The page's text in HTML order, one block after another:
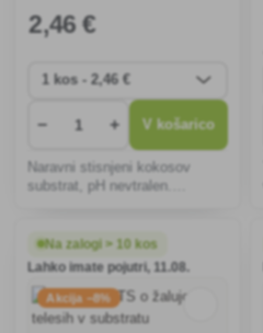
2,46 €
− + V košarico
Naravni stisnjeni kokosov
substrat, pH nevtralen.
balkonsko cvetje ter za pred
vzgojo sadik.
Na zalogi > 10 kos
Lahko imate pojutri, 11.08.
Akcija −8%